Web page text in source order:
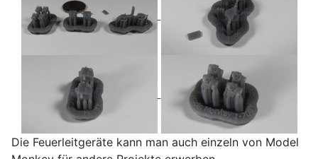
Die Feuerleitgeräte kann man auch einzeln von Model